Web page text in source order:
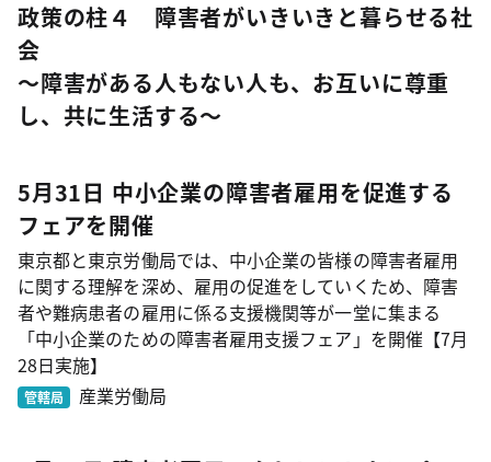
政策の柱４ 障害者がいきいきと暮らせる社
会
～障害がある人もない人も、お互いに尊重
し、共に生活する～
5月31日 中小企業の障害者雇用を促進する
フェアを開催
東京都と東京労働局では、中小企業の皆様の障害者雇用
に関する理解を深め、雇用の促進をしていくため、障害
者や難病患者の雇用に係る支援機関等が一堂に集まる
「中小企業のための障害者雇用支援フェア」を開催【7月
28日実施】
管轄局 産業労働局